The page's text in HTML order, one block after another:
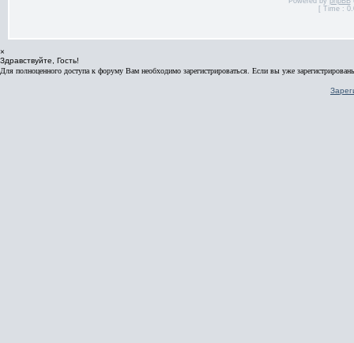
[ Time :
×
Здравствуйте, Гость!
Для полноценного доступа к форуму Вам необходимо зарегистрироваться. Если вы уже